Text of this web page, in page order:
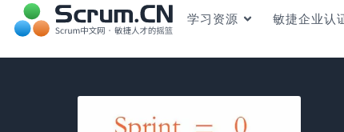
学习资源 敏捷企业认